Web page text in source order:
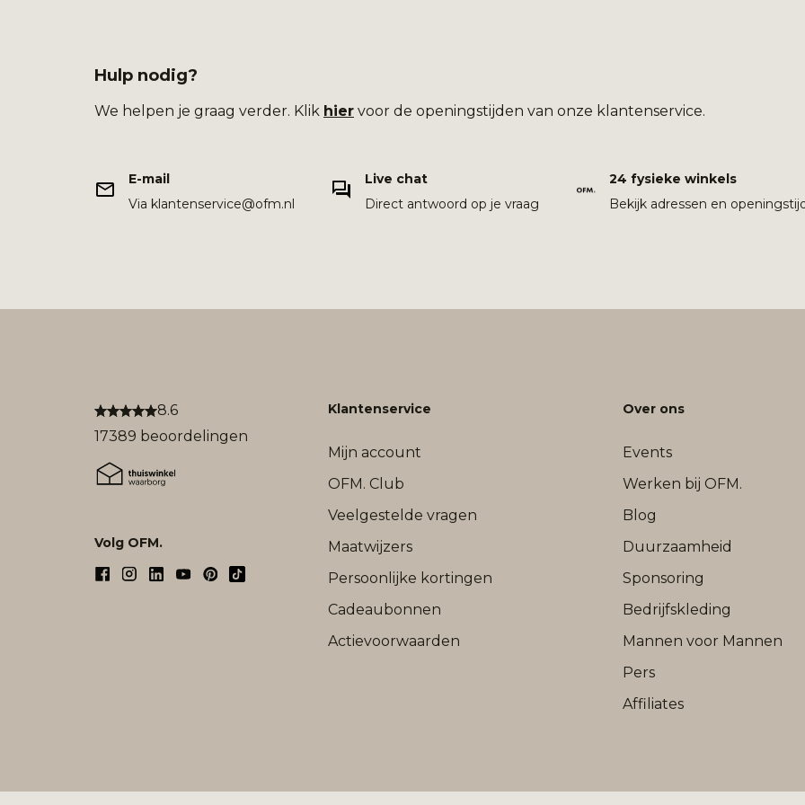
Hulp nodig?
We helpen je graag verder. Klik hier voor de openingstijden van onze klantenservice.
E-mail
Via klantenservice@ofm.nl
Live chat
Direct antwoord op je vraag
24 fysieke winkels
Bekijk adressen en
8.6
17389 beoordelingen
Volg OFM.
Klantenservice
Mijn account
OFM. Club
Veelgestelde vragen
Maatwijzers
Persoonlijke kortingen
Cadeaubonnen
Actievoorwaarden
Over ons
Events
Werken bij OFM.
Blog
Duurzaamheid
Sponsoring
Bedrijfskleding
Mannen voor Mannen
Pers
Affiliates